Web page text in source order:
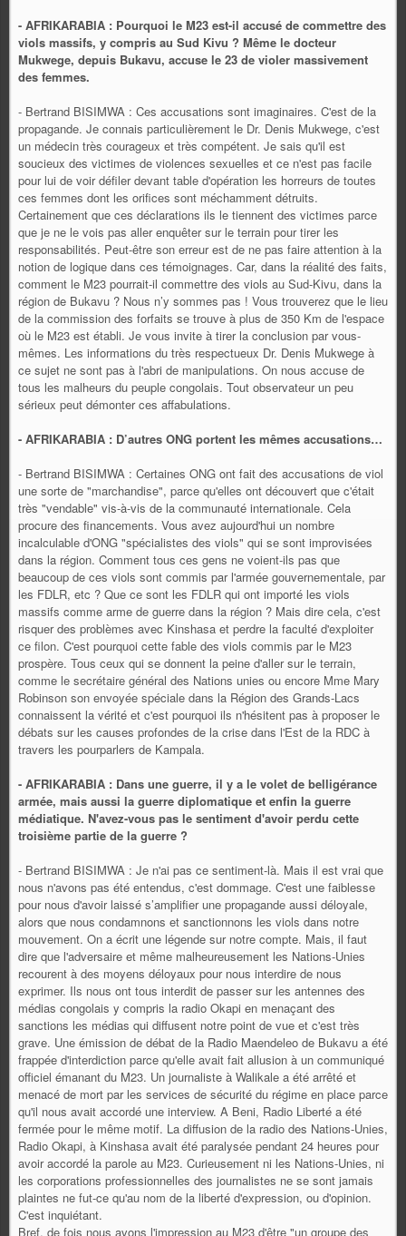
- AFRIKARABIA : Pourquoi le M23 est-il accusé de commettre des
viols massifs, y compris au Sud Kivu ? Même le docteur
Mukwege, depuis Bukavu, accuse le 23 de violer massivement
des femmes.
- Bertrand BISIMWA : Ces accusations sont imaginaires. C'est de la
propagande. Je connais particulièrement le Dr. Denis Mukwege, c'est
un médecin très courageux et très compétent. Je sais qu'il est
soucieux des victimes de violences sexuelles et ce n'est pas facile
pour lui de voir défiler devant table d'opération les horreurs de toutes
ces femmes dont les orifices sont méchamment détruits.
Certainement que ces déclarations ils le tiennent des victimes parce
que je ne le vois pas aller enquêter sur le terrain pour tirer les
responsabilités. Peut-être son erreur est de ne pas faire attention à la
notion de logique dans ces témoignages. Car, dans la réalité des faits,
comment le M23 pourrait-il commettre des viols au Sud-Kivu, dans la
région de Bukavu ? Nous n’y sommes pas ! Vous trouverez que le lieu
de la commission des forfaits se trouve à plus de 350 Km de l'espace
où le M23 est établi. Je vous invite à tirer la conclusion par vous-
mêmes. Les informations du très respectueux Dr. Denis Mukwege à
ce sujet ne sont pas à l'abri de manipulations. On nous accuse de
tous les malheurs du peuple congolais. Tout observateur un peu
sérieux peut démonter ces affabulations.
- AFRIKARABIA : D’autres ONG portent les mêmes accusations…
- Bertrand BISIMWA : Certaines ONG ont fait des accusations de viol
une sorte de "marchandise", parce qu'elles ont découvert que c'était
très "vendable" vis-à-vis de la communauté internationale. Cela
procure des financements. Vous avez aujourd'hui un nombre
incalculable d'ONG "spécialistes des viols" qui se sont improvisées
dans la région. Comment tous ces gens ne voient-ils pas que
beaucoup de ces viols sont commis par l'armée gouvernementale, par
les FDLR, etc ? Que ce sont les FDLR qui ont importé les viols
massifs comme arme de guerre dans la région ? Mais dire cela, c'est
risquer des problèmes avec Kinshasa et perdre la faculté d'exploiter
ce filon. C'est pourquoi cette fable des viols commis par le M23
prospère. Tous ceux qui se donnent la peine d'aller sur le terrain,
comme le secrétaire général des Nations unies ou encore Mme Mary
Robinson son envoyée spéciale dans la Région des Grands-Lacs
connaissent la vérité et c'est pourquoi ils n'hésitent pas à proposer le
débats sur les causes profondes de la crise dans l'Est de la RDC à
travers les pourparlers de Kampala.
- AFRIKARABIA : Dans une guerre, il y a le volet de belligérance
armée, mais aussi la guerre diplomatique et enfin la guerre
médiatique. N'avez-vous pas le sentiment d'avoir perdu cette
troisième partie de la guerre ?
- Bertrand BISIMWA : Je n'ai pas ce sentiment-là. Mais il est vrai que
nous n'avons pas été entendus, c'est dommage. C'est une faiblesse
pour nous d'avoir laissé s’amplifier une propagande aussi déloyale,
alors que nous condamnons et sanctionnons les viols dans notre
mouvement. On a écrit une légende sur notre compte. Mais, il faut
dire que l'adversaire et même malheureusement les Nations-Unies
recourent à des moyens déloyaux pour nous interdire de nous
exprimer. Ils nous ont tous interdit de passer sur les antennes des
médias congolais y compris la radio Okapi en menaçant des
sanctions les médias qui diffusent notre point de vue et c'est très
grave. Une émission de débat de la Radio Maendeleo de Bukavu a été
frappée d'interdiction parce qu'elle avait fait allusion à un communiqué
officiel émanant du M23. Un journaliste à Walikale a été arrêté et
menacé de mort par les services de sécurité du régime en place parce
qu'il nous avait accordé une interview. A Beni, Radio Liberté a été
fermée pour le même motif. La diffusion de la radio des Nations-Unies,
Radio Okapi, à Kinshasa avait été paralysée pendant 24 heures pour
avoir accordé la parole au M23. Curieusement ni les Nations-Unies, ni
les corporations professionnelles des journalistes ne se sont jamais
plaintes ne fut-ce qu'au nom de la liberté d'expression, ou d'opinion.
C'est inquiétant.
Bref, de fois nous avons l'impression au M23 d'être "un groupe des